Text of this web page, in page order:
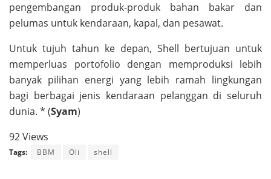
pengembangan produk-produk bahan bakar dan
pelumas untuk kendaraan, kapal, dan pesawat.
Untuk tujuh tahun ke depan, Shell bertujuan untuk
memperluas portofolio dengan memproduksi lebih
banyak pilihan energi yang lebih ramah lingkungan
bagi berbagai jenis kendaraan pelanggan di seluruh
dunia. * (Syam)
92 Views
Tags: BBM Oli shell